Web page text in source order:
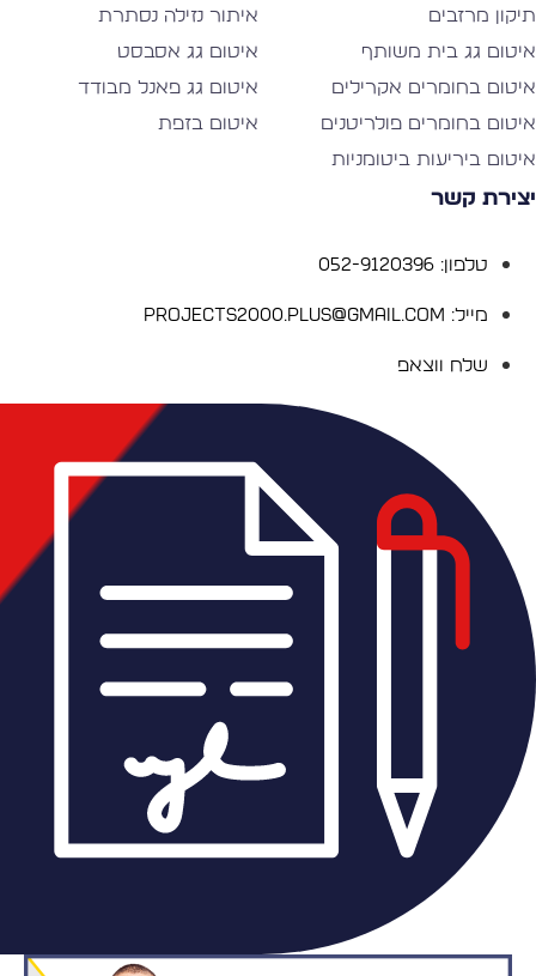
מרזבים
גג בית משותף
בחומרים אקרילים
בחומרים פולריטנים
ביריעות ביטומניות
איתור נזילה נסתרת
איטום גג אסבסט
איטום גג פאנל מבודד
איטום בזפת
קשר
טלפון: 052-9120396
מייל: Projects2000.plus@gmail.com
שלח ווצאפ